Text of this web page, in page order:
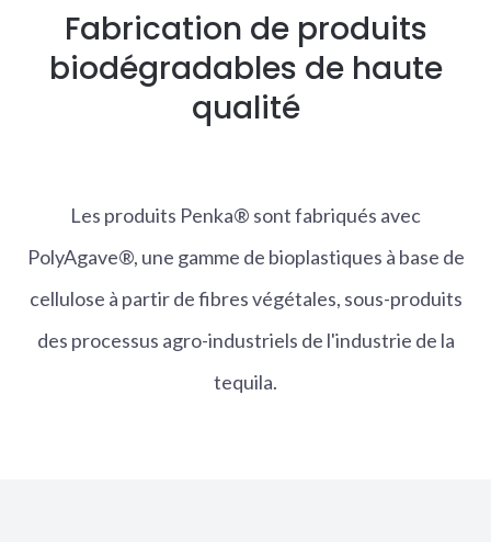
Fabrication de produits
biodégradables de haute
qualité
Les produits Penka® sont fabriqués avec
PolyAgave®, une gamme de bioplastiques à base de
cellulose à partir de fibres végétales, sous-produits
des processus agro-industriels de l'industrie de la
tequila.